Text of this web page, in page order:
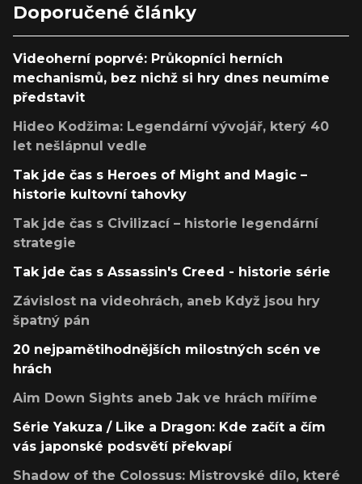
Doporučené články
Videoherní poprvé: Průkopníci herních
mechanismů, bez nichž si hry dnes neumíme
představit
Hideo Kodžima: Legendární vývojář, který 40
let nešlápnul vedle
Tak jde čas s Heroes of Might and Magic –
historie kultovní tahovky
Tak jde čas s Civilizací – historie legendární
strategie
Tak jde čas s Assassin's Creed - historie série
Závislost na videohrách, aneb Když jsou hry
špatný pán
20 nejpamětihodnějších milostných scén ve
hrách
Aim Down Sights aneb Jak ve hrách míříme
Série Yakuza / Like a Dragon: Kde začít a čím
vás japonské podsvětí překvapí
Shadow of the Colossus: Mistrovské dílo, které